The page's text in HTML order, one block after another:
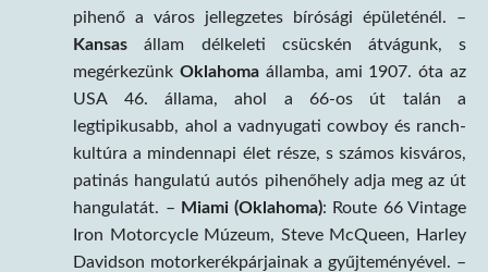
pihenő a város jellegzetes bírósági épületénél. –
Kansasállam délkeleti csücskén átvágunk, s
megérkezünkOklahoma államba, ami 1907. óta az
USA 46. állama, ahol a 66-os út talán a
legtipikusabb, ahol a vadnyugati cowboy és ranch-
kultúra a mindennapi élet része, s számos kisváros,
patinás hangulatú autós pihenőhely adja meg az út
hangulatát. – Miami (Oklahoma): Route 66 Vintage
Iron Motorcycle Múzeum, Steve McQueen, Harley
Davidson motorkerékpárjainak a gyűjteményével. –